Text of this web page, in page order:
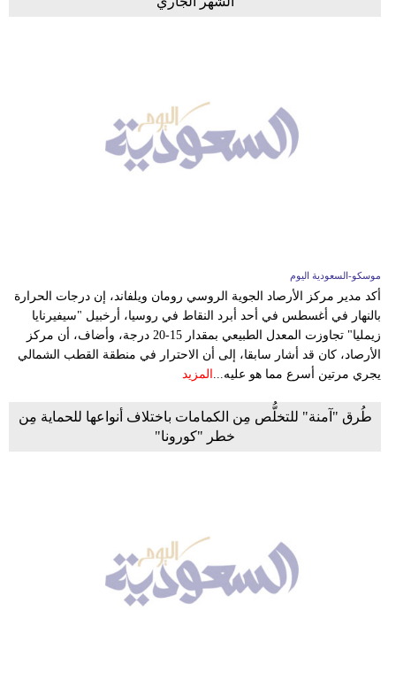
موسكو-السعودية اليوم
أكد مدير مركز الأرصاد الجوية الروسي رومان ويلفاند، إن درجات الحرارة
بالنهار في أغسطس في أحد أبرد النقاط في روسيا، أرخبيل "سيفيرنايا
زيمليا" تجاوزت المعدل الطبيعي بمقدار 15-20 درجة، وأضاف، أن مركز
الأرصاد، كان قد أشار سابقا، إلى أن الاحترار في منطقة القطب الشمالي
يجري مرتين أسرع مما هو عليه... المزيد
طُرق "آمنة" للتخلُّص مِن الكمامات باختلاف أنواعها للحماية مِن
خطر "كورونا"